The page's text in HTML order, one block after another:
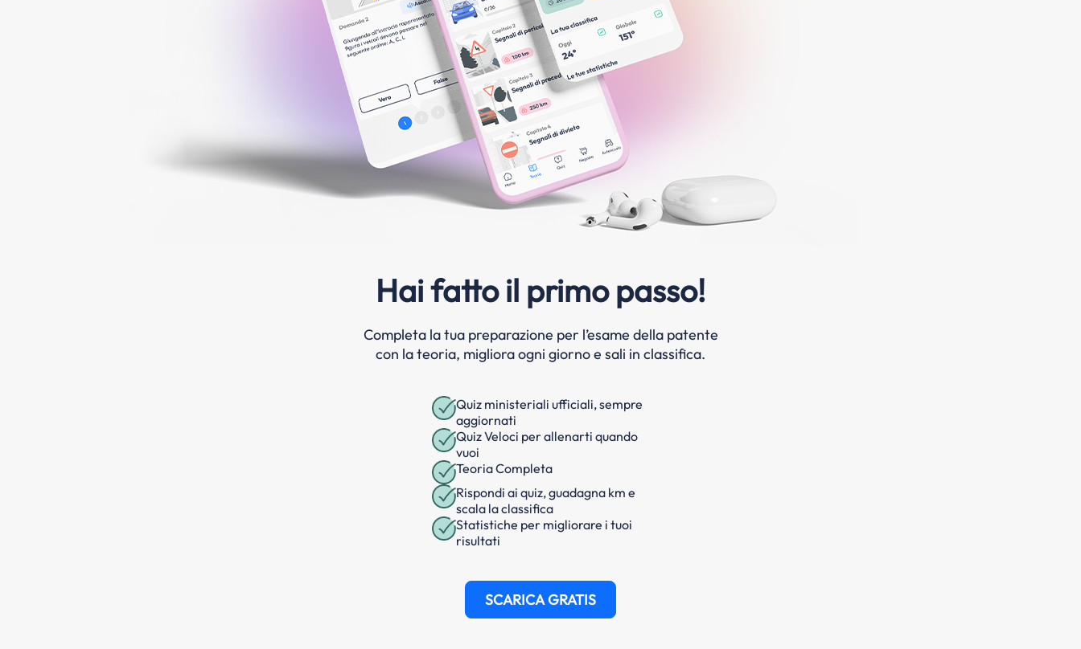
Hai fatto il primo passo!
Completa la tua preparazione per l’esame della patente
con la teoria, migliora ogni giorno e sali in classifica.
Quiz ministeriali ufficiali, sempre
aggiornati
Quiz Veloci per allenarti quando
vuoi
Teoria Completa
Rispondi ai quiz, guadagna km e
scala la classifica
Statistiche per migliorare i tuoi
risultati
SCARICA GRATIS